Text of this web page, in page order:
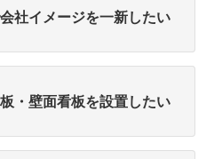
社イメージを一新したい
・壁面看板を設置したい